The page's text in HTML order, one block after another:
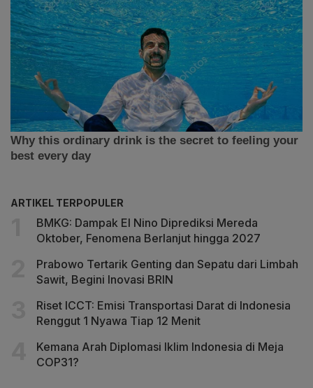
ARTIKEL TERPOPULER
BMKG: Dampak El Nino Diprediksi Mereda
Oktober, Fenomena Berlanjut hingga 2027
Prabowo Tertarik Genting dan Sepatu dari Limbah
Sawit, Begini Inovasi BRIN
Riset ICCT: Emisi Transportasi Darat di Indonesia
Renggut 1 Nyawa Tiap 12 Menit
Kemana Arah Diplomasi Iklim Indonesia di Meja
COP31?